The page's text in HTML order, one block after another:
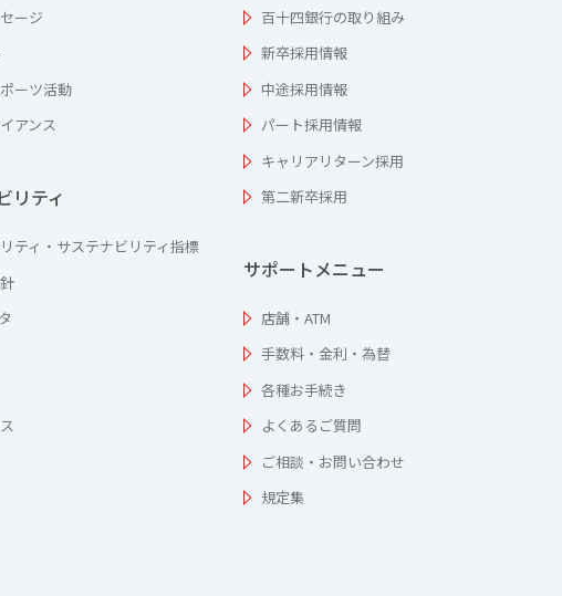
ージ
ーツ活動
アンス
リティ
ティ・サステナビリティ指標
百十四銀行の取り組み
新卒採用情報
中途採用情報
パート採用情報
キャリアリターン採用
第二新卒採用
サポートメニュー
店舗・ATM
手数料・金利・為替
各種お手続き
よくあるご質問
ご相談・お問い合わせ
規定集